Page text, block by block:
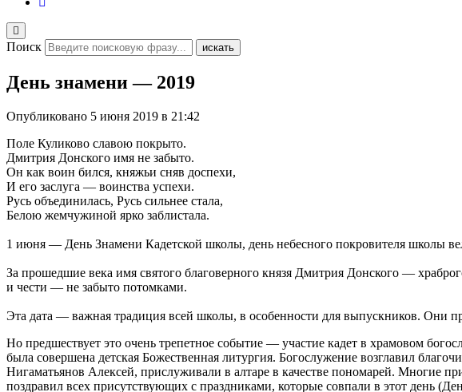
Поиск искать
День знамени — 2019
Опубликовано 5 июня 2019 в 21:42
Поле Куликово славою покрыто.
Дмитрия Донского имя не забыто.
Он как воин бился, княжьи сняв доспехи,
И его заслуга — воинства успехи.
Русь объединилась, Русь сильнее стала,
Белою жемчужиной ярко заблистала.
1 июня — День Знамени Кадетской школы, день небесного покровителя школы
За прошедшие века имя святого благоверного князя Дмитрия Донского —
и чести — не забыто потомками.
Эта дата — важная традиция всей школы, в особенности для выпускников. Они
Но предшествует это очень трепетное событие — участие кадет в храмовом
была совершена детская Божественная литургия. Богослужение возглавил
Нигаматьянов Алексей, прислуживали в алтаре в качестве пономарей.
поздравил всех присутствующих с праздниками, которые совпали в этот день